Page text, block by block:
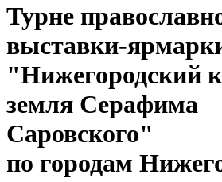
Турне
выставки-
"Нижегородский
земля Серафима
Саровского"
по городам